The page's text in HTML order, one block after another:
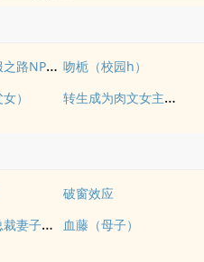
母狗的驯服之路NP（强制爱） 吻栀（校园h）
） 转生成为肉文女主的女儿后（星际nph）
破窗效应
我的哑巴总裁妻子（双A） 血藤（母子）